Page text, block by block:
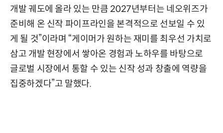
개발 궤도에 올라 있는 만큼 2027년부터는 네오위즈가
준비해 온 신작 파이프라인을 본격적으로 선보일 수 있
게 될 것”이라며 “게이머가 원하는 재미를 최우선 가치로
삼고 개발 현장에서 쌓아온 경험과 노하우를 바탕으로
글로벌 시장에서 통할 수 있는 신작 성과 창출에 역량을
집중하겠다”고 말했다.